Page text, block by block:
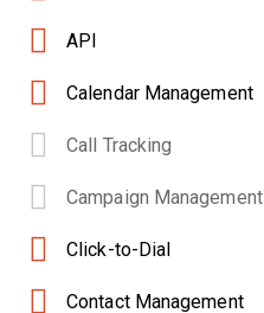
API
Calendar Management
Call Tracking
Campaign Management
Click-to-Dial
Contact Management